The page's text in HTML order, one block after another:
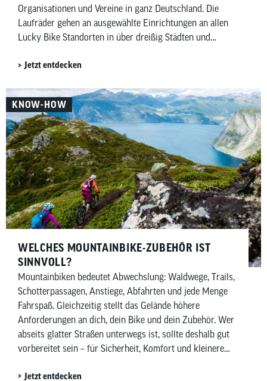
Organisationen und Vereine in ganz Deutschland. Die
Laufräder gehen an ausgewählte Einrichtungen an allen
Lucky Bike Standorten in über dreißig Städten und
Darin enthalten sind auch hundert Laufräder für das
Neuer Kids Foundation.
Jetzt entdecken
KNOW-HOW
WELCHES MOUNTAINBIKE-ZUBEHÖR IST
SINNVOLL?
Mountainbiken bedeutet Abwechslung: Waldwege, Trails,
Schotterpassagen, Anstiege, Abfahrten und jede Menge
Fahrspaß. Gleichzeitig stellt das Gelände höhere
Anforderungen an dich, dein Bike und dein Zubehör. Wer
abseits glatter Straßen unterwegs ist, sollte deshalb gut
vorbereitet sein – für Sicherheit, Komfort und kleinere
welches Mountainbike-Zubehör wirklich sinnvoll ist –
Jetzt entdecken